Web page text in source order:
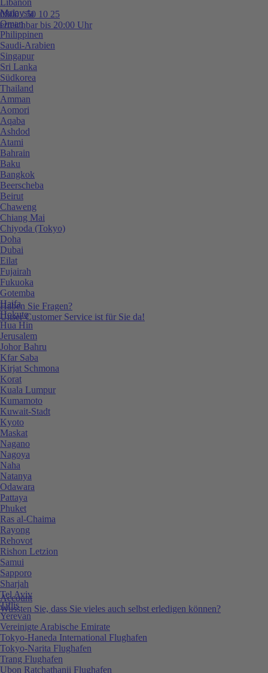
0800 / 50 10 25
erreichbar bis 20:00 Uhr
Haben Sie Fragen?
Unser Customer Service ist für Sie da!
Account
Wussten Sie, dass Sie vieles auch selbst erledigen können?
Malaysia
Oman
Philippinen
Saudi-Arabien
Singapur
Sri Lanka
Südkorea
Thailand
Amman
Aomori
Aqaba
Ashdod
Atami
Bahrain
Baku
Bangkok
Beerscheba
Beirut
Chaweng
Chiang Mai
Chiyoda (Tokyo)
Doha
Dubai
Eilat
Fujairah
Fukuoka
Gotemba
Haifa
Hokuto
Hua Hin
Jerusalem
Johor Bahru
Kfar Saba
Kirjat Schmona
Korat
Kuala Lumpur
Kumamoto
Kuwait-Stadt
Kyoto
Maskat
Nagano
Nagoya
Naha
Natanya
Odawara
Pattaya
Phuket
Ras al-Chaima
Rayong
Rehovot
Rishon Letzion
Samui
Sapporo
Sharjah
Tel Aviv
Tiflis
Yerevan
Vereinigte Arabische Emirate
Tokyo-Haneda International Flughafen
Tokyo-Narita Flughafen
Trang Flughafen
Ubon Ratchathanii Flughafen